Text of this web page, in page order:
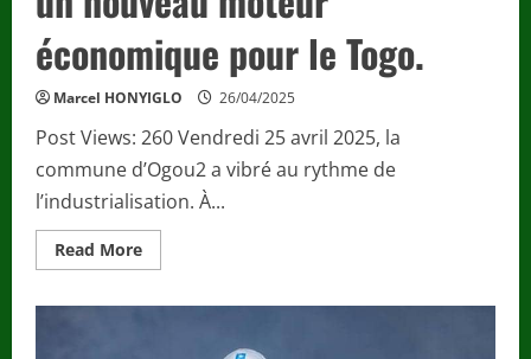
économique pour le Togo.
Marcel HONYIGLO 26/04/2025
Post Views: 260 Vendredi 25 avril 2025, la
commune d’Ogou2 a vibré au rythme de
l’industrialisation. À...
Read MoreRead
more